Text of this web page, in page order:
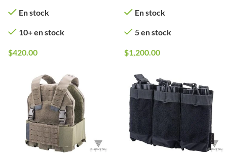
En stock
10+ en stock
$420.00
En stock
5 en stock
$1,200.00